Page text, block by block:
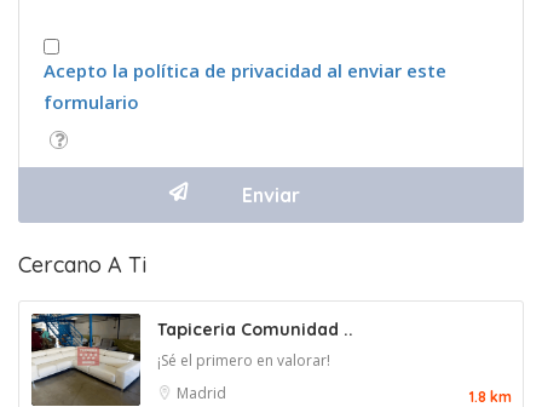
Acepto la política de privacidad al enviar este
formulario
Cercano A Ti
Tapiceria Comunidad ..
¡Sé el primero en valorar!
Madrid
1.8 km